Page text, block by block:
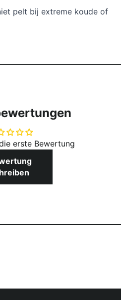
pelt bij extreme koude of
erste Bewertung